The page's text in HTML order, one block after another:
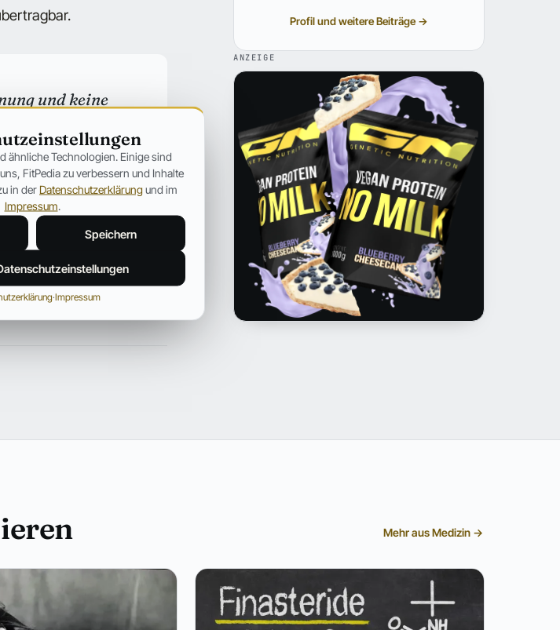
und keine
Deutschland
unter das
können strafbar
Profil und weitere Beiträge →
ANZEIGE
Mehr aus Medizin →
ähnliche Technologien. Einige sind
FitPedia zu verbessern und Inhalte
in der Datenschutzerklärungund im
Impressum.
Speichern
·Impressum